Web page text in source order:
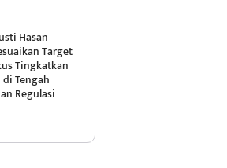
Hasan
Target
Tingkatkan
Tengah
Regulasi